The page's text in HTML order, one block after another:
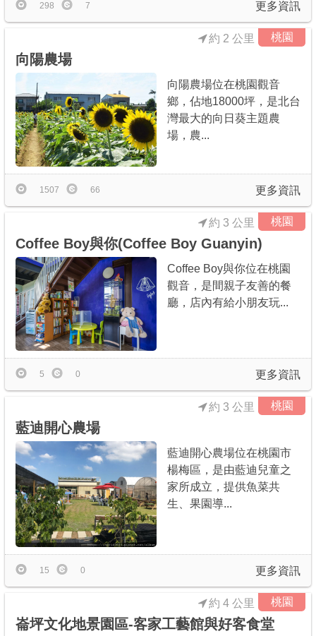
更多資訊
298 7
桃園
向陽農場
約 2 公里
向陽農場位在桃園觀音
鄉，佔地18000坪，是北台
灣最大的向日葵主題農
場，農...
更多資訊
1507 66
桃園
Coffee Boy與你(Coffee Boy Guanyin)
約 3 公里
Coffee Boy與你位在桃園
觀音，是間親子友善的餐
廳，店內有給小朋友玩...
更多資訊
5 0
桃園
藍迪開心農場
約 3 公里
藍迪開心農場位在桃園市
楊梅區，是由藍迪兒童之
家所成立，提供魚菜共
生、果園導...
更多資訊
15 0
桃園
崙坪文化地景園區-客家工藝館與好客食堂
約 4 公里